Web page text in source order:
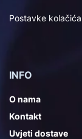
Postavke kolačića
INFO
O nama
Kontakt
Uvjeti dostave